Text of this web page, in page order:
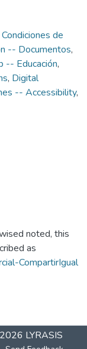
Condiciones de
-- Documentos,
-- Educación,
, Digital
-- Accessibility,
noted, this
as
CompartirIgual
LYRASIS